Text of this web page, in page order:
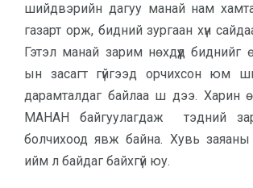
шийдвэрийн дагуу манай нам
газарт орж, бидний зургаан хүн
Гэтэл манай зарим нөхдүүд
ын засагт гүйгээд орчихсон юм
дарамталдаг байлаа ш дээ. Харин
МАНАН байгуулагдаж тэдний
болчихоод явж байна. Хувь заяаны
ийм л байдаг байхгүй юу.